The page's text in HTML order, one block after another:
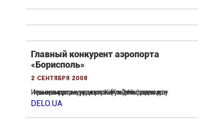
Главный конкурент аэропорта
«Борисполь»
2 сентября 2008
Интерьвью генерального директора международного аэропорта «Киев» (Жуляны) Сергея Никифорова деловому порталу
DELO.UA